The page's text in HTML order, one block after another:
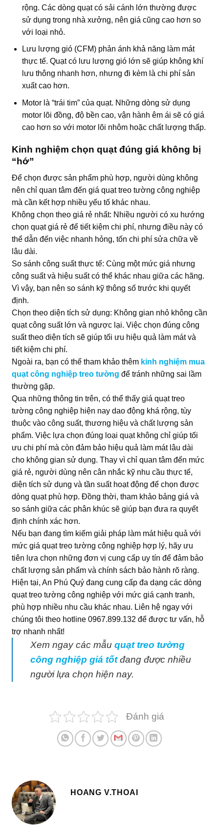
rộng. Các dòng quạt có sải cánh lớn thường được
sử dụng trong nhà xưởng, nên giá cũng cao hơn so
với loại nhỏ.
Lưu lượng gió (CFM) phản ánh khả năng làm mát
thực tế. Quạt có lưu lượng gió lớn sẽ giúp không khí
lưu thông nhanh hơn, nhưng đi kèm là chi phí sản
xuất cao hơn.
Motor là “trái tim” của quạt. Những dòng sử dụng
motor lõi đồng, độ bền cao, vận hành êm ái sẽ có giá
cao hơn so với motor lõi nhôm hoặc chất lượng thấp.
Kinh nghiệm chọn quạt đúng giá không bị
“hớ”
Để chọn được sản phẩm phù hợp, người dùng không
nên chỉ quan tâm đến giá quạt treo tường công nghiệp
mà cần kết hợp nhiều yếu tố khác nhau.
Không chọn theo giá rẻ nhất: Nhiều người có xu hướng
chọn quạt giá rẻ để tiết kiệm chi phí, nhưng điều này có
thể dẫn đến việc nhanh hỏng, tốn chi phí sửa chữa về
lâu dài.
So sánh công suất thực tế: Cùng một mức giá nhưng
công suất và hiệu suất có thể khác nhau giữa các hãng.
Vì vậy, bạn nên so sánh kỹ thông số trước khi quyết
định.
Chọn theo diện tích sử dụng: Không gian nhỏ không cần
quạt công suất lớn và ngược lại. Việc chọn đúng công
suất theo diện tích sẽ giúp tối ưu hiệu quả làm mát và
tiết kiệm chi phí.
Ngoài ra, bạn có thể tham khảo thêm kinh nghiệm mua
quạt công nghiệp treo tường để tránh những sai lầm
thường gặp.
Qua những thông tin trên, có thể thấy giá quạt treo
tường công nghiệp hiện nay dao động khá rộng, tùy
thuộc vào công suất, thương hiệu và chất lượng sản
phẩm. Việc lựa chọn đúng loại quạt không chỉ giúp tối
ưu chi phí mà còn đảm bảo hiệu quả làm mát lâu dài
cho không gian sử dụng. Thay vì chỉ quan tâm đến mức
giá rẻ, người dùng nên cân nhắc kỹ nhu cầu thực tế,
diện tích sử dụng và tần suất hoạt động để chọn được
dòng quạt phù hợp. Đồng thời, tham khảo bảng giá và
so sánh giữa các phân khúc sẽ giúp bạn đưa ra quyết
định chính xác hơn.
Nếu bạn đang tìm kiếm giải pháp làm mát hiệu quả với
mức giá quạt treo tường công nghiệp hợp lý, hãy ưu
tiên lựa chọn những đơn vị cung cấp uy tín để đảm bảo
chất lượng sản phẩm và chính sách bảo hành rõ ràng.
Hiện tại, An Phú Quý đang cung cấp đa dạng các dòng
quạt treo tường công nghiệp với mức giá cạnh tranh,
phù hợp nhiều nhu cầu khác nhau. Liên hệ ngay với
chúng tôi theo hotline 0967.899.132 để được tư vấn, hỗ
trợ nhanh nhất!
Xem ngay các mẫu quạt treo tường
công nghiệp giá tốtđang được nhiều
người lựa chọn hiện nay.
Đánh giá
HOANG V.THOAI